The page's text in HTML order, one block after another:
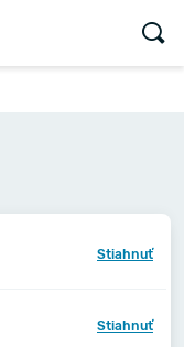
Stiahnuť
Stiahnuť